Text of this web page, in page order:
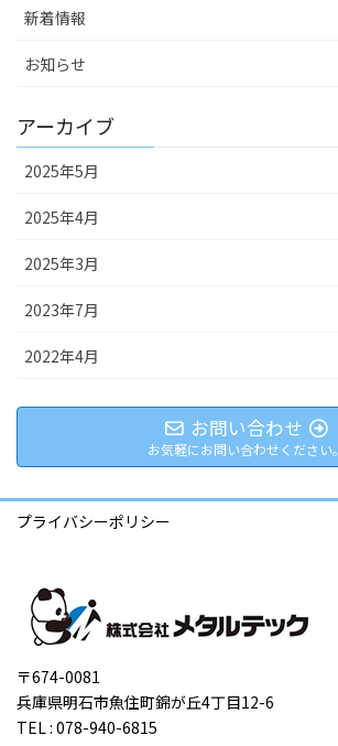
新着情報
お知らせ
アーカイブ
2025年5月
2025年4月
2025年3月
2023年7月
2022年4月
お問い合わせ
お気軽にお問い合わせください。
プライバシーポリシー
〒674-0081
兵庫県明石市魚住町錦が丘4丁目12-6
TEL : 078-940-6815